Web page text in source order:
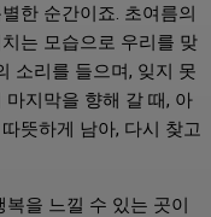
한 순간이죠. 초여름의
는 모습으로 우리를 맞
소리를 들으며, 잊지 못
지막을 향해 갈 때, 아
뜻하게 남아, 다시 찾고
을 느낄 수 있는 곳이